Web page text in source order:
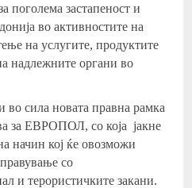
поголема застапеност и
во активностите на
на услугите, продуктите
надлежните органи во
во сила новата правна рамка
за ЕВРОПОЛ, со која јакне
кој ќе овозможи
со
и терористичките закани.